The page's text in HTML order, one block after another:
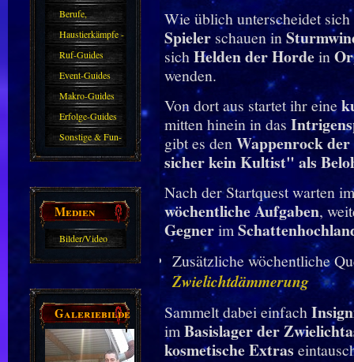
Berufe,
Farmkarten und
Haustiere
Haustierkämpfe -
Guide
Ruf-Guides
Event-Guides
Makro-Guides
Erfolge-Guides
Sonstige & Fun-
Guides
Medien
Bilder/Video
Galeriebilder
Wie üblich unterscheidet
Spielerschauen in
sichHelden der Hordein
wenden.
Von dort aus startet ihr eine
mitten hinein in das
gibt es denWappenrock
sicher kein Kultist" als
Nach der Startquest warten
wöchentliche Aufgaben,
Gegnerim
Zusätzliche wöchentliche
Zwielichtdämmerung
Sammelt dabei einfach
imBasislager der
kosmetische Extras